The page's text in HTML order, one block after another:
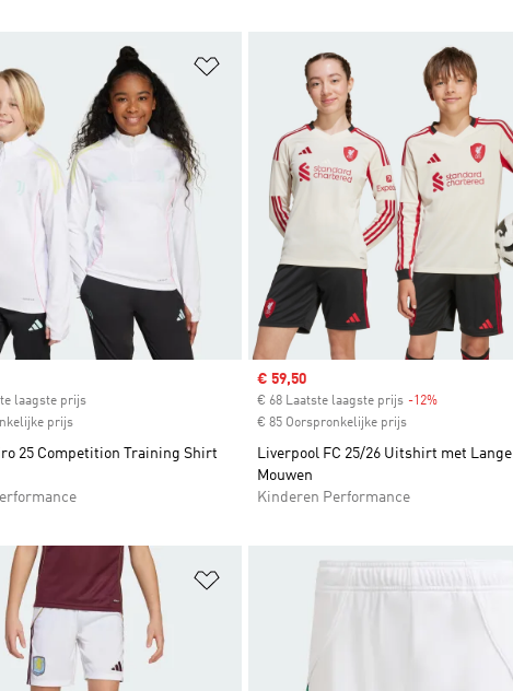
Op verlanglijst zetten
laagste prijs
prijs
25 Competition Training Shirt
Sale price
€ 59,50
€ 68 Laatste laagste prijs -12%
€ 85 Oorspronkelijke prijs
Liverpool FC 25/26 Uitshirt met Lange
Mouwen
Kinderen Performance
Op verlanglijst zetten